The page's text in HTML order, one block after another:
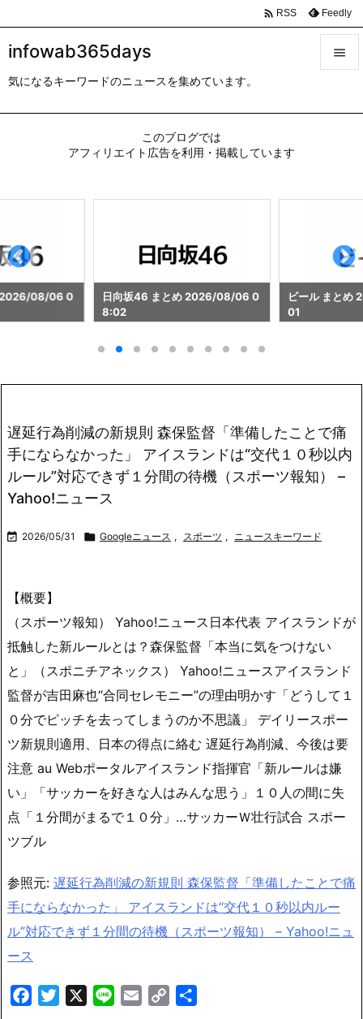
infowab365days
気になるキーワードのニュースを集めています。


検索
 RSS Feedly
このブログでは
アフィリエイト広告を利用・掲載しています
2026/08/06 0
日向坂46 まとめ 2026/08/06 0
8:02
ビール まと
01
遅延行為削減の新規則 森保監督「準備したことで痛
手にならなかった」 アイスランドは“交代１０秒以内
ルール”対応できず１分間の待機（スポーツ報知） –
Yahoo!ニュース
 2026/05/31  Googleニュース , スポーツ , ニュースキーワード
【概要】
（スポーツ報知） Yahoo!ニュース日本代表 アイスランドが
抵触した新ルールとは？森保監督「本当に気をつけない
と」（スポニチアネックス） Yahoo!ニュースアイスランド
監督が吉田麻也“合同セレモニー”の理由明かす「どうして１
０分でピッチを去ってしまうのか不思議」 デイリースポー
ツ新規則適用、日本の得点に絡む 遅延行為削減、今後は要
注意 au Webポータルアイスランド指揮官「新ルールは嫌
い」「サッカーを好きな人はみんな思う」１０人の間に失
点「１分間がまるで１０分」…サッカーＷ壮行試合 スポー
ツブル
参照元: 遅延行為削減の新規則 森保監督「準備したことで痛
手にならなかった」 アイスランドは“交代１０秒以内ルー
ル”対応できず１分間の待機（スポーツ報知） – Yahoo!ニュ
ース
FacebookTwitter Line Email
Copy